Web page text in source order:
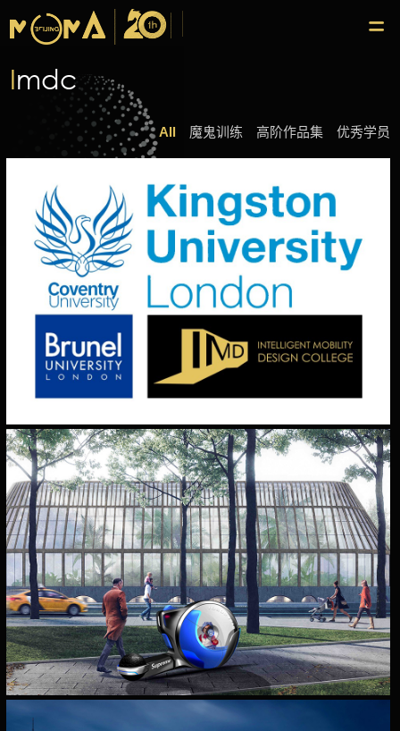
Imdc
All 魔鬼训练 高阶作品集 优秀学员